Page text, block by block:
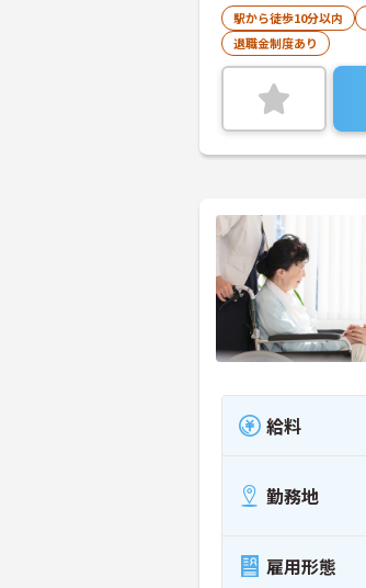
駅から徒歩10分以内
退職金制度あり
給料
勤務地
雇用形態